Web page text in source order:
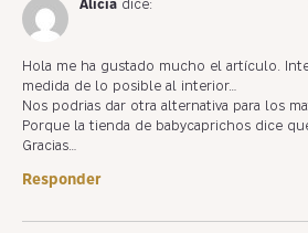
Alicia dice:
Hola me ha gustado mucho el artículo.
medida de lo posible al interior…
Nos podrias dar otra alternativa para los
Porque la tienda de babycaprichos dice
Gracias…
Responder